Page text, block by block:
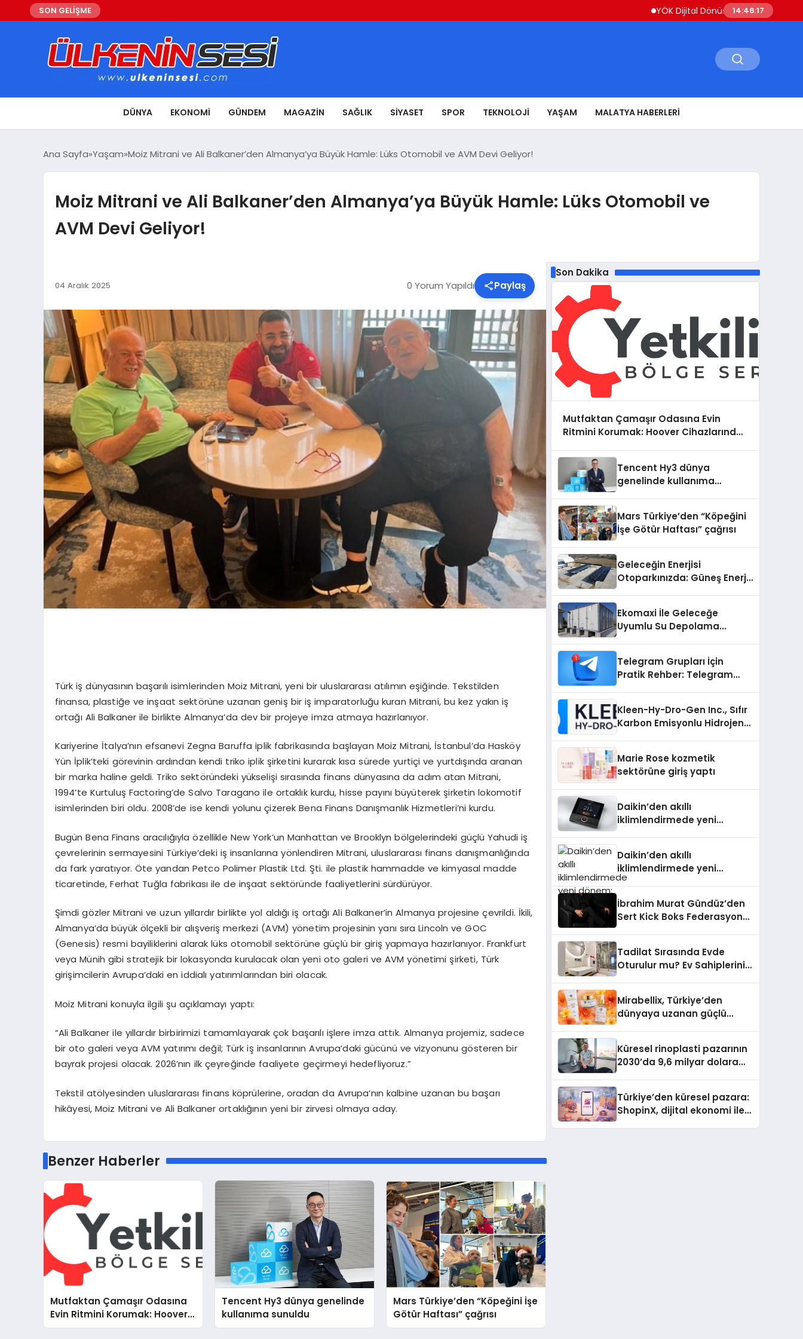
SON GELİŞME YÖK Dijital Dönüşüm İçin Bilişim
14:46:18
DÜNYA EKONOMI GÜNDEM MAGAZIN SAĞLIK SIYASET SPOR TEKNOLOJI YAŞAM MALATYA HABERLERI
Ana Sayfa Yaşam Moiz Mitrani ve Ali Balkaner’den Almanya’ya Büyük Hamle: Lüks Otomobil ve AVM Devi Geliyor!
Moiz Mitrani ve Ali Balkaner’den Almanya’ya Büyük Hamle: Lüks Otomobil ve
AVM Devi Geliyor!
04 Aralık 2025 0 Yorum Yapıldı Paylaş
Türk iş dünyasının başarılı isimlerinden Moiz Mitrani, yeni bir uluslararası atılımın eşiğinde. Tekstilden
finansa, plastiğe ve inşaat sektörüne uzanan geniş bir iş imparatorluğu kuran Mitrani, bu kez yakın iş
ortağı Ali Balkaner ile birlikte Almanya’da dev bir projeye imza atmaya hazırlanıyor.
Kariyerine İtalya’nın efsanevi Zegna Baruffa iplik fabrikasında başlayan Moiz Mitrani, İstanbul’da Hasköy
Yün İplik’teki görevinin ardından kendi triko iplik şirketini kurarak kısa sürede yurtiçi ve yurtdışında aranan
bir marka haline geldi. Triko sektöründeki yükselişi sırasında finans dünyasına da adım atan Mitrani,
1994’te Kurtuluş Factoring’de Salvo Taragano ile ortaklık kurdu, hisse payını büyüterek şirketin lokomotif
isimlerinden biri oldu. 2008’de ise kendi yolunu çizerek Bena Finans Danışmanlık Hizmetleri’ni kurdu.
Bugün Bena Finans aracılığıyla özellikle New York’un Manhattan ve Brooklyn bölgelerindeki güçlü Yahudi iş
çevrelerinin sermayesini Türkiye’deki iş insanlarına yönlendiren Mitrani, uluslararası finans danışmanlığında
da fark yaratıyor. Öte yandan Petco Polimer Plastik Ltd. Şti. ile plastik hammadde ve kimyasal madde
ticaretinde, Ferhat Tuğla fabrikası ile de inşaat sektöründe faaliyetlerini sürdürüyor.
Şimdi gözler Mitrani ve uzun yıllardır birlikte yol aldığı iş ortağı Ali Balkaner’in Almanya projesine çevrildi. İkili,
Almanya’da büyük ölçekli bir alışveriş merkezi (AVM) yönetim projesinin yanı sıra Lincoln ve GOC
(Genesis) resmi bayiliklerini alarak lüks otomobil sektörüne güçlü bir giriş yapmaya hazırlanıyor. Frankfurt
veya Münih gibi stratejik bir lokasyonda kurulacak olan yeni oto galeri ve AVM yönetimi şirketi, Türk
girişimcilerin Avrupa’daki en iddialı yatırımlarından biri olacak.
Moiz Mitrani konuyla ilgili şu açıklamayı yaptı:
“Ali Balkaner ile yıllardır birbirimizi tamamlayarak çok başarılı işlere imza attık. Almanya projemiz, sadece
bir oto galeri veya AVM yatırımı değil; Türk iş insanlarının Avrupa’daki gücünü ve vizyonunu gösteren bir
bayrak projesi olacak. 2026’nın ilk çeyreğinde faaliyete geçirmeyi hedefliyoruz.”
Tekstil atölyesinden uluslararası finans köprülerine, oradan da Avrupa’nın kalbine uzanan bu başarı
hikâyesi, Moiz Mitrani ve Ali Balkaner ortaklığının yeni bir zirvesi olmaya aday.
Benzer Haberler
Mutfaktan Çamaşır Odasına
Evin Ritmini Korumak: Hoover
Cihazlarında Dürüst Teknik
Tencent Hy3 dünya genelinde
kullanıma sunuldu
Mars Türkiye’den “Köpeğini İşe
Götür Haftası” çağrısı
Son Dakika
Mutfaktan Çamaşır Odasına Evin
Ritmini Korumak: Hoover Cihazlarında
Tencent Hy3 dünya
genelinde kullanıma
Mars Türkiye’den “Köpeğini
İşe Götür Haftası” çağrısı
Geleceğin Enerjisi
Otoparkınızda: Güneş Enerjili
Ekomaxi İle Geleceğe
Uyumlu Su Depolama
Telegram Grupları İçin
Pratik Rehber: Telegram
Kleen-Hy-Dro-Gen Inc., Sıfır
Karbon Emisyonlu Hidrojen
Aldı
Marie Rose kozmetik
sektörüne giriş yaptı
Daikin’den akıllı
iklimlendirmede yeni
Daikin’den akıllı
iklimlendirmede yeni
dönem: Madoka Plus
İbrahim Murat Gündüz’den
Sert Kick Boks Federasyonu
Tadilat Sırasında Evde
Oturulur mu? Ev Sahiplerinin
Mirabellix, Türkiye’den
dünyaya uzanan güçlü
Küresel rinoplasti pazarının
2030’da 9,6 milyar dolara
Türkiye’den küresel pazara:
ShopinX, dijital ekonomi ile